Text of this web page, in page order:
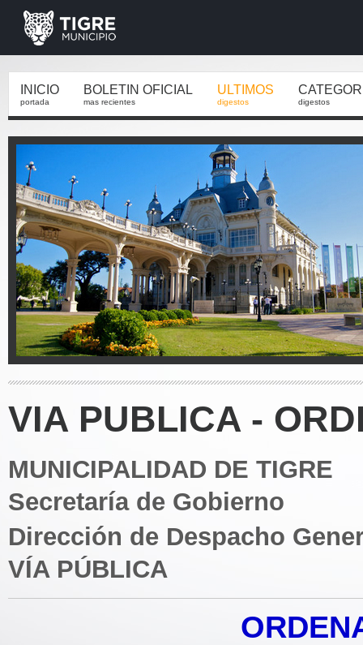
INICIO
portada
BOLETIN OFICIAL
mas recientes
ULTIMOS
digestos digestos
VIA PUBLICA -
MUNICIPALIDAD DE TIGRE
Secretaría de Gobierno
Dirección de Despacho
VÍA PÚBLICA